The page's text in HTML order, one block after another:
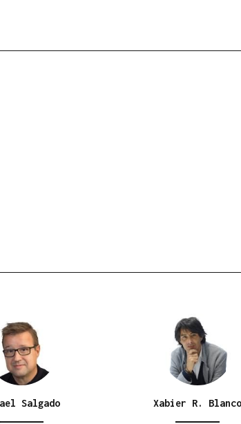
Salgado Xabier R. Blanco